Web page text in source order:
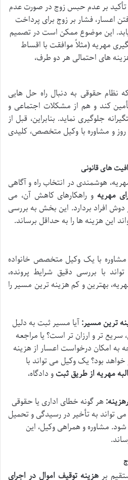
تأکید بر عدم حبس زوج در صورت عدم
اعسار، فشار بر زوج برای پرداخت
این موضوع ممکن است در تصمیم
مهریه (مثلاً موافقت با اقساط
های احتمالی هر دو طرف،
نظام حقوقی به دنبال راه حل هایی
کند و هم از مشکلات اجتماعی و
جلوگیری نماید. بنابراین، قبل از
و مشاوره با وکیل متخصص، کلیدی
های قانونی
هوشمندی در انتخاب راه و آگاهی
مهریهو راهکارهای کاهش آن، می
دوش افراد بردارد. این بخش به بررسی
این هزینه ها را به حداقل برساند.
با یک وکیل متخصص خانواده
با بررسی دقیق شرایط پرونده،
بهترین و کم هزینه ترین مسیر را
ترین مسیر:آیا مسیر ثبت به دلیل
تر و ارزان تر است؟ یا مراجعه
به امکان درخواست اعسار از هزینه
بود؟ یک وکیل می تواند با
مهریه از طریق ثبتو دادگاه،
هر گونه خطای اداری یا حقوقی
می تواند به تأخیر در رسیدگی و تحمیل
مشاوره و همراهی وکیل، این
برهزینه توقیف اموال در اجرای